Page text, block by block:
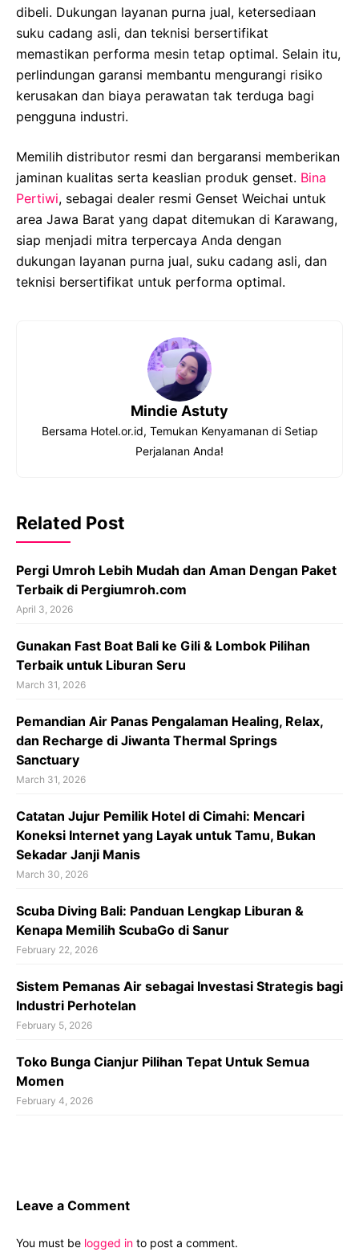
dibeli. Dukungan layanan purna jual, ketersediaan
suku cadang asli, dan teknisi bersertifikat
memastikan performa mesin tetap optimal. Selain itu,
perlindungan garansi membantu mengurangi risiko
kerusakan dan biaya perawatan tak terduga bagi
pengguna industri.
Memilih distributor resmi dan bergaransi memberikan
jaminan kualitas serta keaslian produk genset. Bina
Pertiwi, sebagai dealer resmi Genset Weichai untuk
area Jawa Barat yang dapat ditemukan di Karawang,
siap menjadi mitra terpercaya Anda dengan
dukungan layanan purna jual, suku cadang asli, dan
teknisi bersertifikat untuk performa optimal.
Mindie Astuty
Bersama Hotel.or.id, Temukan Kenyamanan di Setiap
Perjalanan Anda!
Related Post
Pergi Umroh Lebih Mudah dan Aman Dengan Paket
Terbaik di Pergiumroh.com
April 3, 2026
Gunakan Fast Boat Bali ke Gili & Lombok Pilihan
Terbaik untuk Liburan Seru
March 31, 2026
Pemandian Air Panas Pengalaman Healing, Relax,
dan Recharge di Jiwanta Thermal Springs
Sanctuary
March 31, 2026
Catatan Jujur Pemilik Hotel di Cimahi: Mencari
Koneksi Internet yang Layak untuk Tamu, Bukan
Sekadar Janji Manis
March 30, 2026
Scuba Diving Bali: Panduan Lengkap Liburan &
Kenapa Memilih ScubaGo di Sanur
February 22, 2026
Sistem Pemanas Air sebagai Investasi Strategis bagi
Industri Perhotelan
February 5, 2026
Toko Bunga Cianjur Pilihan Tepat Untuk Semua
Momen
February 4, 2026
Leave a Comment
You must be logged in to post a comment.